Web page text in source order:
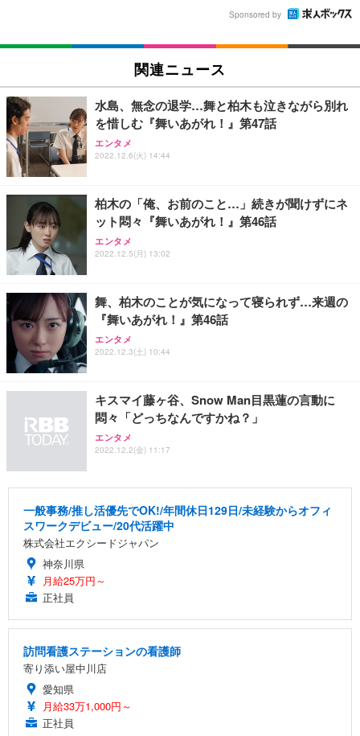
Sponsored by
関連ニュース
水島、無念の退学…舞と柏木も泣きながら別れ
を惜しむ『舞いあがれ！』第47話
エンタメ
2022.12.6(火) 14:44
柏木の「俺、お前のこと…」続きが聞けずにネ
ット悶々『舞いあがれ！』第46話
エンタメ
2022.12.5(月) 13:02
舞、柏木のことが気になって寝られず…来週の
『舞いあがれ！』第46話
エンタメ
2022.12.3(土) 10:44
キスマイ藤ヶ谷、Snow Man目黒蓮の言動に
悶々「どっちなんですかね？」
エンタメ
2022.12.2(金) 11:17
一般事務/推し活優先でOK!/年間休日129日/未経験からオフィ
スワークデビュー/20代活躍中
株式会社エクシードジャパン
神奈川県
月給25万円～
正社員
訪問看護ステーションの看護師
寄り添い屋中川店
愛知県
月給33万1,000円～
正社員